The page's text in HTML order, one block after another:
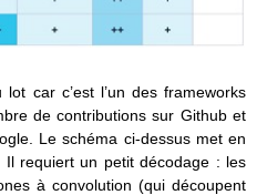
car c’est l’un des frameworks
de contributions sur Github et
Le schéma ci-dessus met en
Il requiert un petit décodage : les
à convolution (qui découpent